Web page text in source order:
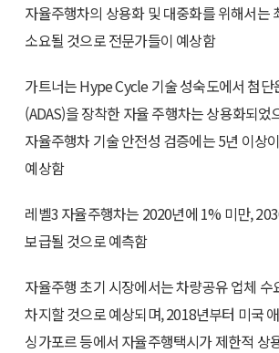
자율주행차의 상용화 및 대중화를 위해서는
소요될 것으로 전문가들이 예상함
가트너는 Hype Cycle 기술 성숙도에서 첨단
(ADAS)을 장착한 자율 주행차는 상용화되었
자율주행차 기술 안전성 검증에는 5년 이상
예상함
레벨3 자율주행차는 2020년에 1% 미만,
보급될 것으로 예측함
자율주행 초기 시장에서는 차량공유 업체 수
차지할 것으로 예상되며, 2018년부터 미국
싱가포르 등에서 자율주행택시가 제한적 상